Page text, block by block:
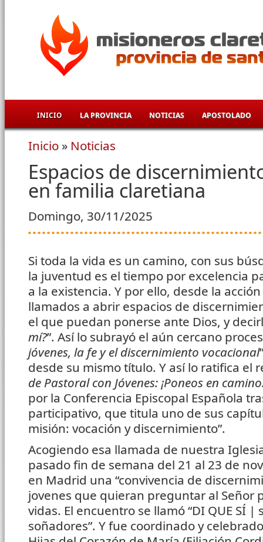
INICIO LA PROVINCIA NOTICIAS APOSTOLADO
Se encuentra usted aquí
Inicio » Noticias
Espacios de
en familia claretiana
Domingo, 30/11/2025
Si toda la vida es un camino, con sus
la juventud es el tiempo por excelencia
a la existencia. Y por ello, desde la
llamados a abrir espacios de
el que puedan ponerse ante Dios, y
mí?”. Así lo subrayó el aún cercano
jóvenes, la fe y el discernimiento vocacional
desde su mismo título. Y así lo ratifica el
de Pastoral con Jóvenes: ¡Poneos en
por la Conferencia Episcopal Española
participativo, que titula uno de sus
misión: vocación y discernimiento”.
Acogiendo esa llamada de nuestra
pasado fin de semana del 21 al 23 de
en Madrid una “convivencia de
jovenes que quieran preguntar al Señor
vidas. El encuentro se llamó “DI QUE SÍ |
soñadores”. Y fue coordinado y